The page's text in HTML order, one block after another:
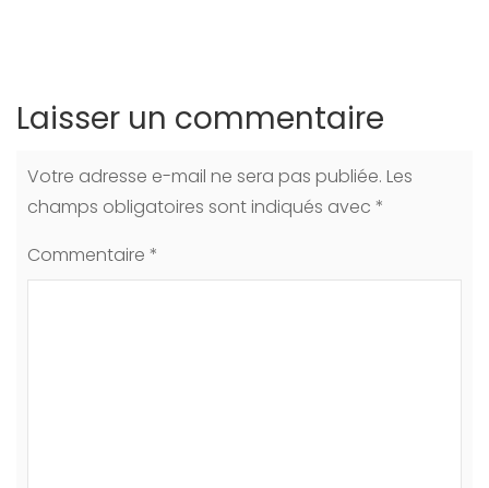
Laisser un commentaire
Votre adresse e-mail ne sera pas publiée. Les
champs obligatoires sont indiqués avec *
Commentaire *